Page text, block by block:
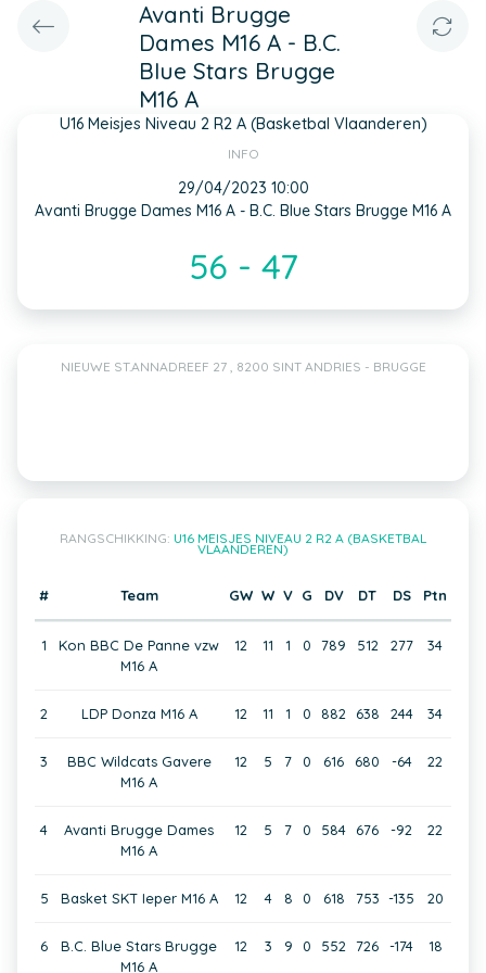
Avanti Brugge
Dames M16 A - B.C.
Blue Stars Brugge
M16 A
U16 Meisjes Niveau 2 R2 A (Basketbal Vlaanderen)
INFO
29/04/2023 10:00
Avanti Brugge Dames M16 A - B.C. Blue Stars Brugge M16 A
56 - 47
NIEUWE ST.ANNADREEF 27 , 8200 SINT ANDRIES - BRUGGE
RANGSCHIKKING: U16 MEISJES NIVEAU 2 R2 A (BASKETBAL
VLAANDEREN)
# Team GW W V G DV DT DS Ptn
1
Kon BBC De Panne vzw
M16 A
12 11 1 0 789 512 277 34
2 LDP Donza M16 A 12 11 1 0 882 638 244 34
3
BBC Wildcats Gavere
M16 A
12 5 7 0 616 680 -64 22
4
Avanti Brugge Dames
M16 A
12 5 7 0 584 676 -92 22
5 Basket SKT Ieper M16 A 12 4 8 0 618 753 -135 20
6
B.C. Blue Stars Brugge
M16 A
12 3 9 0 552 726 -174 18